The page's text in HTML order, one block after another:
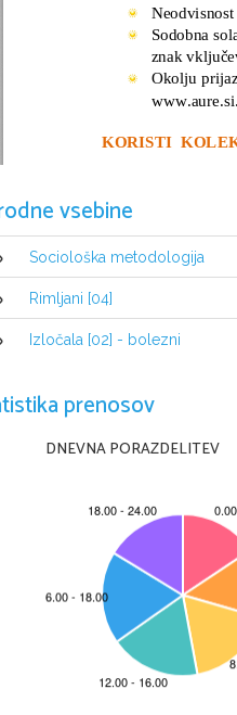
Sodobna
znak
Okolju
www.aure.si
KORISTI
Odporne so
Delovanje
Silicij je material, ki
nastajanje
seva sončna
http://
GRADNJA
vsebine
Sociološka metodologija
Rimljani [04]
Izločala [02] - bolezni
prenosov
DNEVNA PORAZDELITEV